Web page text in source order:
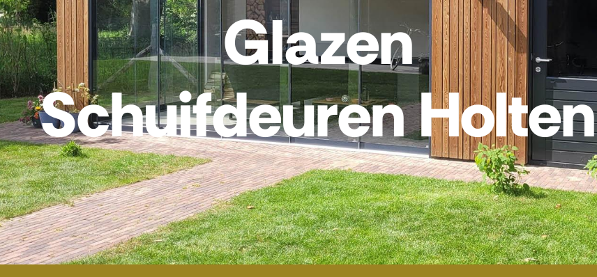
Glazen
Schuifdeuren Holten